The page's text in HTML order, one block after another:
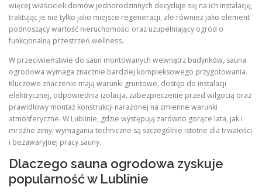
więcej właścicieli domów jednorodzinnych decyduje się na ich instalację,
traktując je nie tylko jako miejsce regeneracji, ale również jako element
podnoszący wartość nieruchomości oraz uzupełniający ogród o
funkcjonalną przestrzeń wellness.
W przeciwieństwie do saun montowanych wewnątrz budynków, sauna
ogrodowa wymaga znacznie bardziej kompleksowego przygotowania.
Kluczowe znaczenie mają warunki gruntowe, dostęp do instalacji
elektrycznej, odpowiednia izolacja, zabezpieczenie przed wilgocią oraz
prawidłowy montaż konstrukcji narażonej na zmienne warunki
atmosferyczne. W Lublinie, gdzie występują zarówno gorące lata, jak i
mroźne zimy, wymagania techniczne są szczególnie istotne dla trwałości
i bezawaryjnej pracy sauny.
Dlaczego sauna ogrodowa zyskuje
popularność w Lublinie